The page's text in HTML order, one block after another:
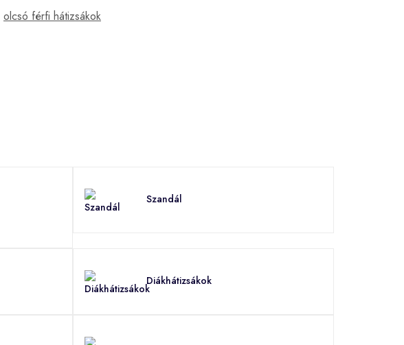
olcsó férfi hátizsákok
Szandál
Diákhátizsákok